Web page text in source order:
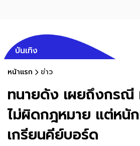
บันเทิง
หน้าแรก ข่าว
ทนายดัง เผยถึงกรณี
ไม่ผิดกฎหมาย แต่หนั
เกรียนคีย์บอร์ด